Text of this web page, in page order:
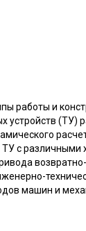
работы и
устройств
с различными
машин и